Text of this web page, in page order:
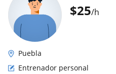
$25/h
Puebla
Entrenador personal